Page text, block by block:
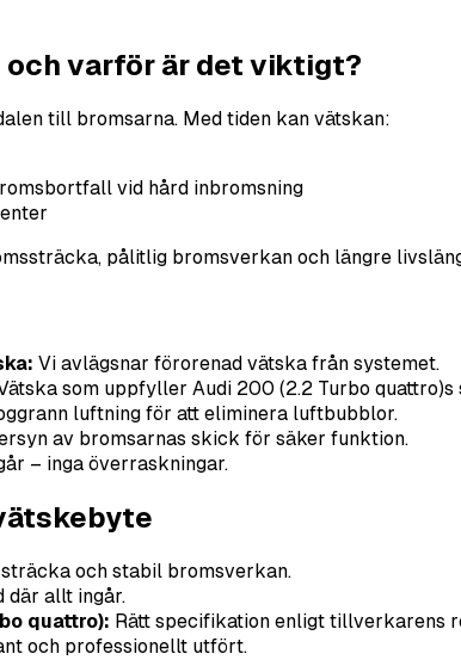
varför är det viktigt?
till bromsarna. Med tiden kan vätskan:
vid hård inbromsning
pålitlig bromsverkan och längre
Vi avlägsnar förorenad vätska från systemet.
som uppfyller Audi 200 (2.2 Turbo
luftning för att eliminera luftbubblor.
av bromsarnas skick för säker funktion.
– inga överraskningar.
och stabil bromsverkan.
där allt ingår.
quattro): Rätt specifikation enligt tillverkarens
och professionellt utfört.